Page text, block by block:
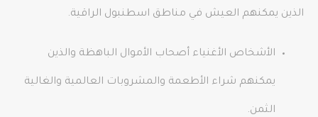
الذين يمكنهم العيش في مناطق اسطنبول الراقية.
الأشخاص الأغنياء أصحاب الأموال الباهظة والذين
يمكنهم شراء الأطعمة والمشروبات العالمية والغالية
الثمن.